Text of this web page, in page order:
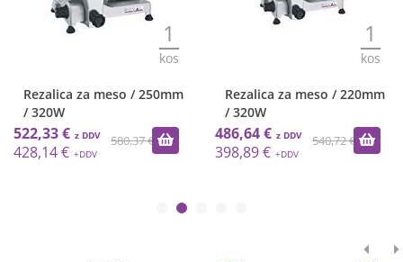
1
kos
Rezalica za meso / 250mm
/ 320W
580,37 €
522,33 €
428,14 €
1
kos
Rezalica za meso / 220mm
/ 320W
540,72 €
486,64 €
398,89 €